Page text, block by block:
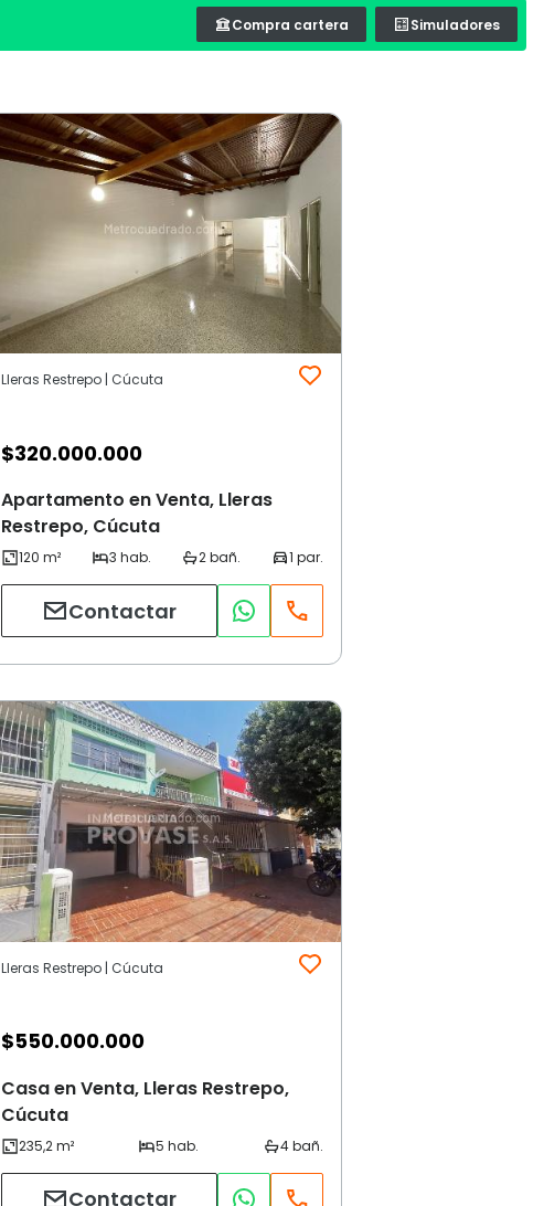
Compra cartera Simuladores
Lleras Restrepo | Cúcuta
$320.000.000
Apartamento en Venta, Lleras
Restrepo, Cúcuta
Contactar
Lleras Restrepo | Cúcuta
$550.000.000
Casa en Venta, Lleras Restrepo,
Cúcuta
Contactar